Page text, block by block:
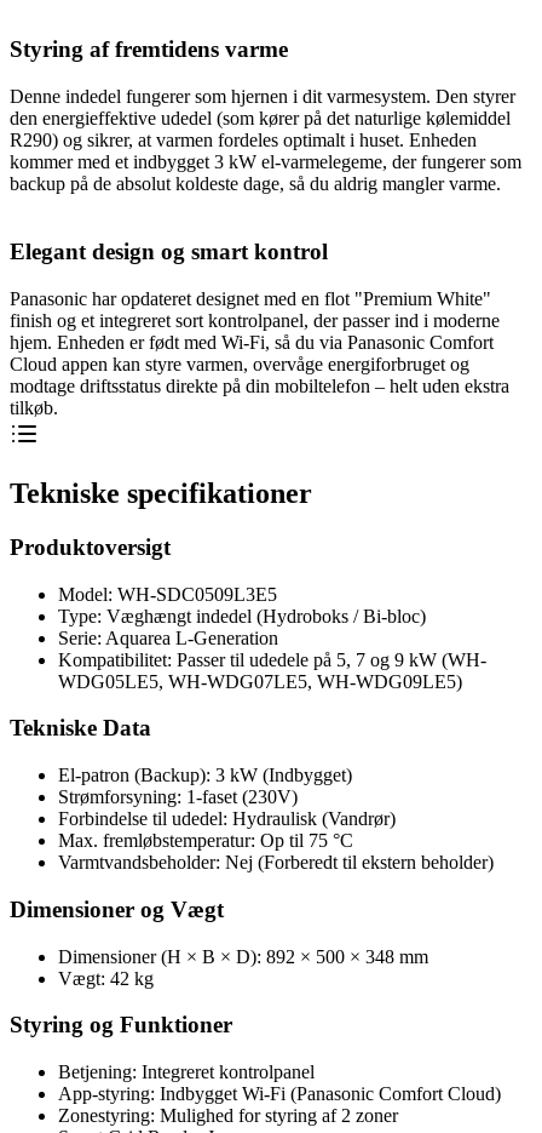
Styring af fremtidens varme
Denne indedel fungerer som hjernen i dit varmesystem. Den styrer
den energieffektive udedel (som kører på det naturlige kølemiddel
R290) og sikrer, at varmen fordeles optimalt i huset. Enheden
kommer med et indbygget 3 kW el-varmelegeme, der fungerer som
backup på de absolut koldeste dage, så du aldrig mangler varme.
Elegant design og smart kontrol
Panasonic har opdateret designet med en flot "Premium White"
finish og et integreret sort kontrolpanel, der passer ind i moderne
hjem. Enheden er født med Wi-Fi, så du via Panasonic Comfort
Cloud appen kan styre varmen, overvåge energiforbruget og
modtage driftsstatus direkte på din mobiltelefon – helt uden ekstra
tilkøb.
Tekniske specifikationer
Produktoversigt
Model: WH-SDC0509L3E5
Type: Væghængt indedel (Hydroboks / Bi-bloc)
Serie: Aquarea L-Generation
Kompatibilitet: Passer til udedele på 5, 7 og 9 kW (WH-
WDG05LE5, WH-WDG07LE5, WH-WDG09LE5)
Tekniske Data
El-patron (Backup): 3 kW (Indbygget)
Strømforsyning: 1-faset (230V)
Forbindelse til udedel: Hydraulisk (Vandrør)
Max. fremløbstemperatur: Op til 75 °C
Varmtvandsbeholder: Nej (Forberedt til ekstern beholder)
Dimensioner og Vægt
Dimensioner (H × B × D): 892 × 500 × 348 mm
Vægt: 42 kg
Styring og Funktioner
Betjening: Integreret kontrolpanel
App-styring: Indbygget Wi-Fi (Panasonic Comfort Cloud)
Zonestyring: Mulighed for styring af 2 zoner